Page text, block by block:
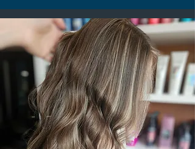
COUPE & MISE EN PLIS
N. Talent Junior Senior